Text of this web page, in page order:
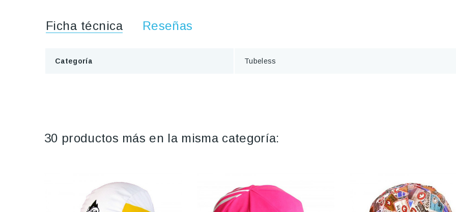
Ficha técnica Reseñas
Categoría Tubeless
30 productos más en la misma categoría: